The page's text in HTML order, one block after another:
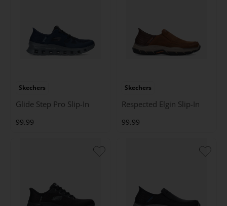
Skechers
Glide Step Pro Slip-In
99.99
Skechers
Respected Elgin Slip-In
99.99